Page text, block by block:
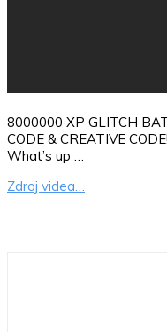
8000000 XP GLITCH
CODE & CREATIVE
What’s up …
Zdroj videa…